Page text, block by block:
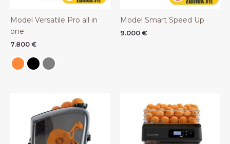
Model Versatile Pro all in
one
7.800 €
Model Smart Speed Up
9.000 €